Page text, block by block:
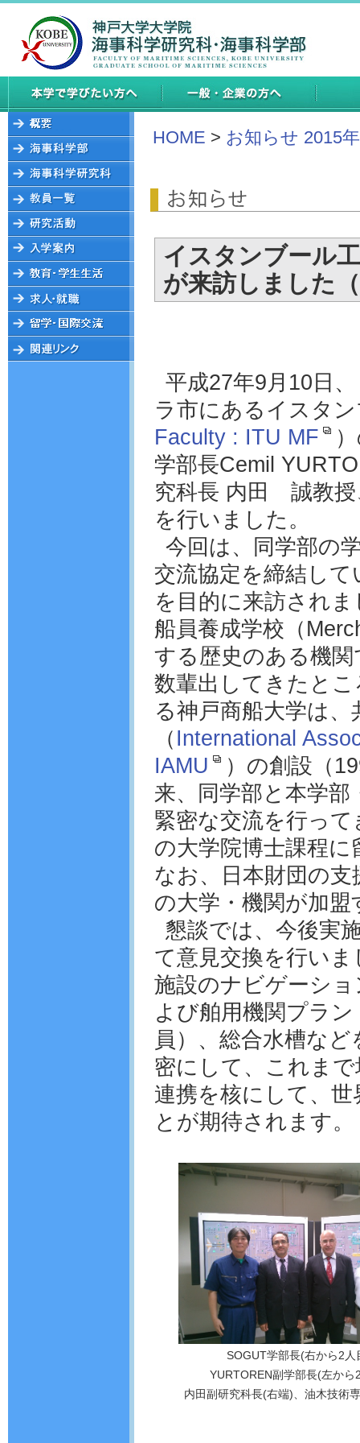
HOME > お知らせ 2015
イスタンブール
が来訪しました
平成27年9月10日
ラ市にあるイスタ
Faculty : ITU MF
学部長Cemil
究科長 内田 誠教
を行いました。
今回は、同学部の
交流協定を締結し
を目的に来訪され
船員養成学校（
する歴史のある機
数輩出してきたと
る神戸商船大学は
（ International
IAMU
）の創設（
来、同学部と本学
緊密な交流を行っ
の大学院博士課程
なお、日本財団の
の大学・機関が加
懇談では、今後実
て意見交換を行い
施設のナビゲーシ
よび舶用機関プラ
員）、総合水槽な
密にして、これま
連携を核にして、
とが期待されます。
SOGUT学部長(右から2人
YURTOREN副学部長(左から
内田副研究科長(右端)、油木技術